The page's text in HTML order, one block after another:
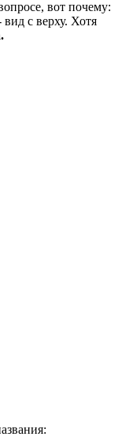
вот почему:
с верху. Хотя